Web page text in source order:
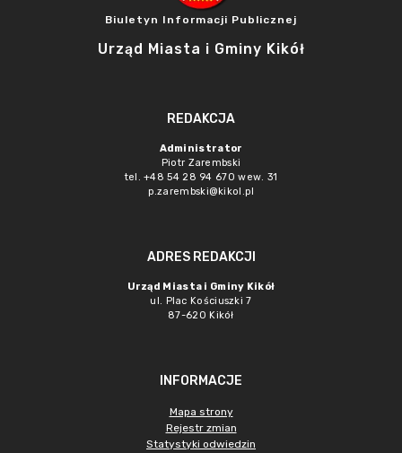
Biuletyn Informacji Publicznej
Urząd Miasta i Gminy Kikół
REDAKCJA
Administrator
Piotr Zarembski
tel. +48 54 28 94 670 wew. 31
p.zarembski@kikol.pl
ADRES REDAKCJI
Urząd Miasta i Gminy Kikół
ul. Plac Kościuszki 7
87-620 Kikół
INFORMACJE
Mapa strony
Rejestr zmian
Statystyki odwiedzin